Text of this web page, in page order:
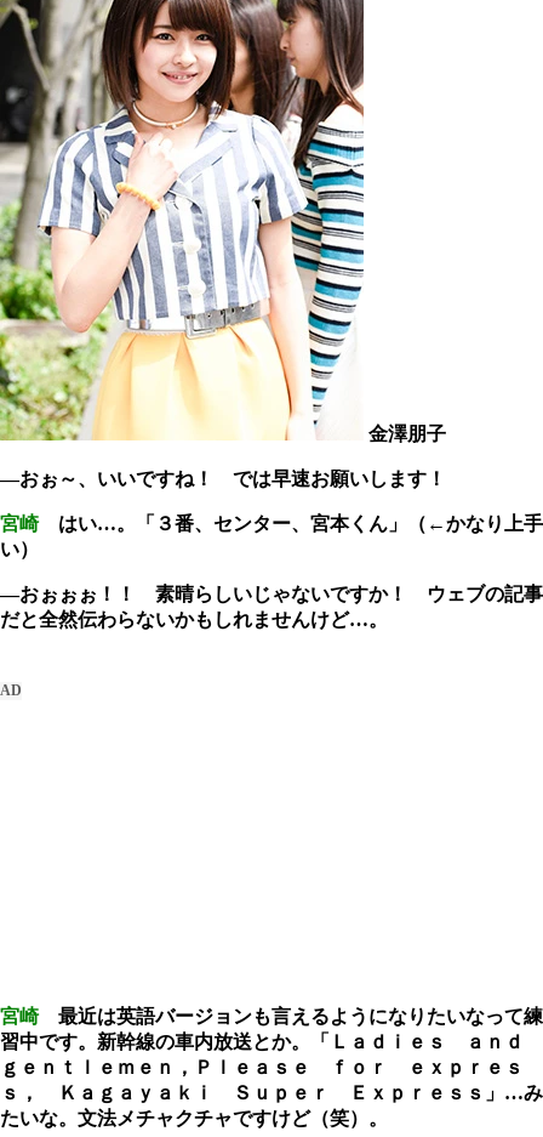
金澤朋子
―おぉ～、いいですね！ では早速お願いします！
宮崎はい…。「３番、センター、宮本くん」（←かなり上手
い）
―おぉぉぉ！！ 素晴らしいじゃないですか！ ウェブの記事
だと全然伝わらないかもしれませんけど…。
宮崎最近は英語バージョンも言えるようになりたいなって練
習中です。新幹線の車内放送とか。「Ｌａｄｉｅｓ ａｎｄ
ｇｅｎｔｌｅｍｅｎ，Ｐｌｅａｓｅ ｆｏｒ ｅｘｐｒｅｓ
ｓ， Ｋａｇａｙａｋｉ Ｓｕｐｅｒ Ｅｘｐｒｅｓｓ」…み
たいな。文法メチャクチャですけど（笑）。